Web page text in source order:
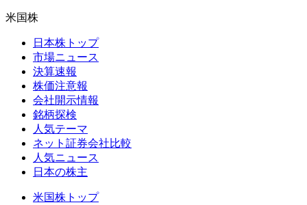
米国株
日本株トップ
市場ニュース
決算速報
株価注意報
会社開示情報
銘柄探検
人気テーマ
ネット証券会社比較
人気ニュース
日本の株主
米国株トップ